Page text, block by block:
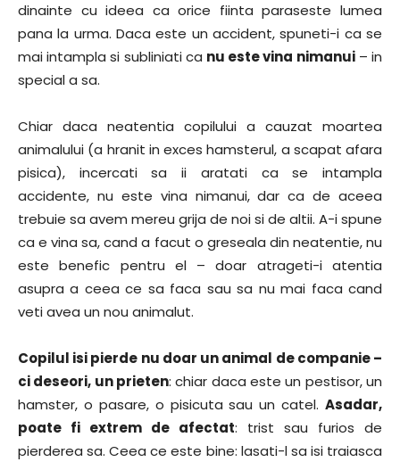
dinainte cu ideea ca orice fiinta paraseste lumea
pana la urma. Daca este un accident, spuneti-i ca se
mai intampla si subliniati ca nu este vina nimanui– in
special a sa.
Chiar daca neatentia copilului a cauzat moartea
animalului (a hranit in exces hamsterul, a scapat afara
pisica), incercati sa ii aratati ca se intampla
accidente, nu este vina nimanui, dar ca de aceea
trebuie sa avem mereu grija de noi si de altii. A-i spune
ca e vina sa, cand a facut o greseala din neatentie, nu
este benefic pentru el – doar atrageti-i atentia
asupra a ceea ce sa faca sau sa nu mai faca cand
veti avea un nou animalut.
Copilul isi pierde nu doar un animal de companie –
ci deseori, un prieten: chiar daca este un pestisor, un
hamster, o pasare, o pisicuta sau un catel. Asadar,
poate fi extrem de afectat: trist sau furios de
pierderea sa. Ceea ce este bine: lasati-l sa isi traiasca